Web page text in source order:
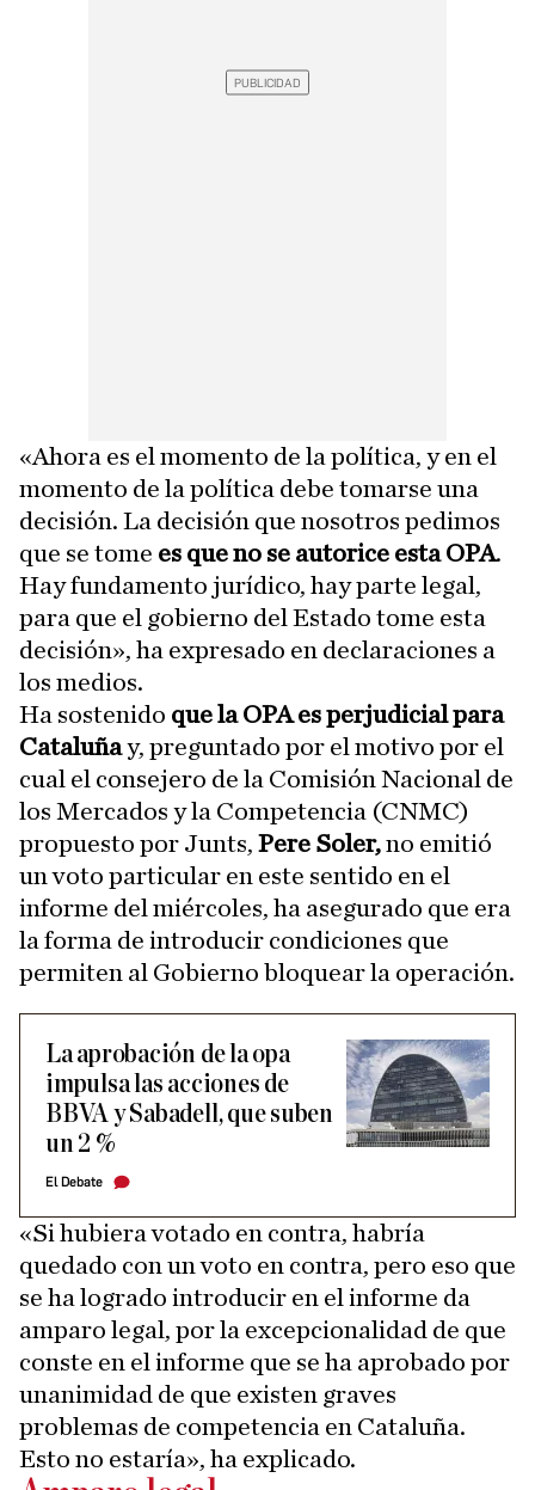
«Ahora es el momento de la política, y en el
momento de la política debe tomarse una
decisión. La decisión que nosotros pedimos
que se tome es que no se autorice esta OPA.
Hay fundamento jurídico, hay parte legal,
para que el gobierno del Estado tome esta
decisión», ha expresado en declaraciones a
los medios.
Ha sostenido que la OPA es perjudicial para
Cataluñay, preguntado por el motivo por el
cual el consejero de la Comisión Nacional de
los Mercados y la Competencia (CNMC)
propuesto por Junts, Pere Soler,no emitió
un voto particular en este sentido en el
informe del miércoles, ha asegurado que era
la forma de introducir condiciones que
permiten al Gobierno bloquear la operación.
La aprobación de la opa
impulsa las acciones de
BBVA y Sabadell, que suben
un 2 %
El Debate
«Si hubiera votado en contra, habría
quedado con un voto en contra, pero eso que
se ha logrado introducir en el informe da
amparo legal, por la excepcionalidad de que
conste en el informe que se ha aprobado por
unanimidad de que existen graves
problemas de competencia en Cataluña.
Esto no estaría», ha explicado.